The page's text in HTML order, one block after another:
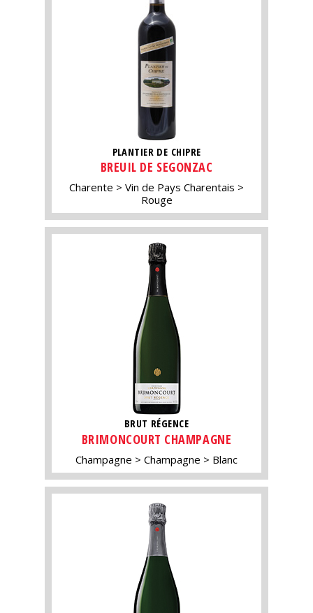
PLANTIER DE CHIPRE
BREUIL DE SEGONZAC
Charente
Vin de Pays Charentais
Rouge
BRUT RÉGENCE
BRIMONCOURT CHAMPAGNE
Champagne Champagne Blanc